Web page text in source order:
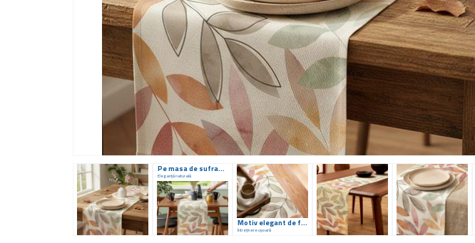
Pe masa de sufragerie sau de conferință
Eleganță naturală
Motiv elegant de frunze
Întreținere ușoară